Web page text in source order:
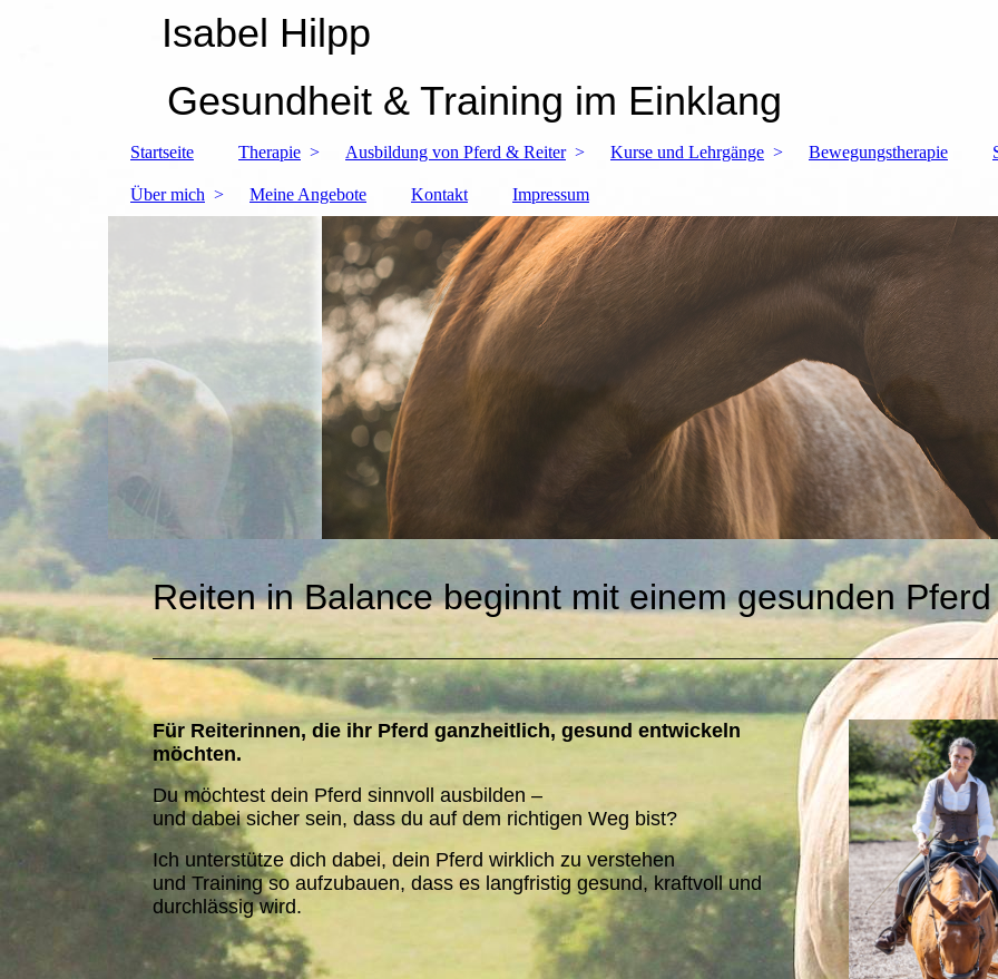
Isabel Hilpp
Gesundheit & Training im Einklang
Startseite Therapie Ausbildung von Pferd & Reiter Kurse und Lehrgänge Bewegungstherapie
Über mich Meine Angebote Kontakt Impressum
Reiten in Balance beginnt mit einem gesunden Pferd
Für Reiterinnen, die ihr Pferd ganzheitlich, gesund entwickeln
möchten.
Du möchtest dein Pferd sinnvoll ausbilden –
und dabei sicher sein, dass du auf dem richtigen Weg bist?
Ich unterstütze dich dabei, dein Pferd wirklich zu verstehen
und Training so aufzubauen, dass es langfristig gesund, kraftvoll und
durchlässig wird.